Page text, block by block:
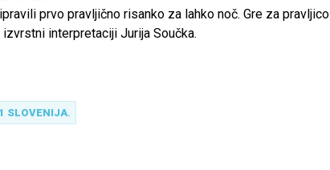
prvo pravljično risanko za lahko noč. Gre za pravljico
interpretaciji Jurija Součka.
SLOVENIJA.